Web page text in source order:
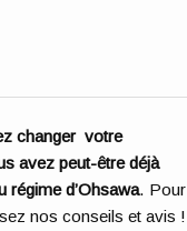
changer votre
avez peut-être déjà
régime d’Ohsawa. Pour
nos conseils et avis !